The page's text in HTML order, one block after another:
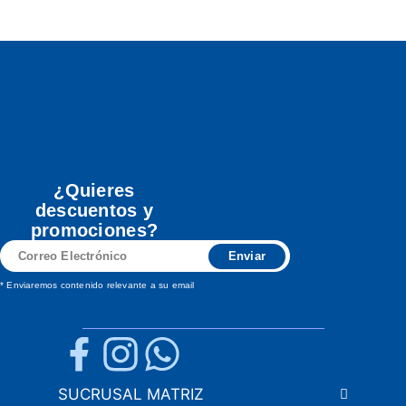
¿Quieres
descuentos y
promociones?
Correo
Electrónico
Enviar
* Enviaremos contenido relevante a su email
SUCRUSAL MATRIZ